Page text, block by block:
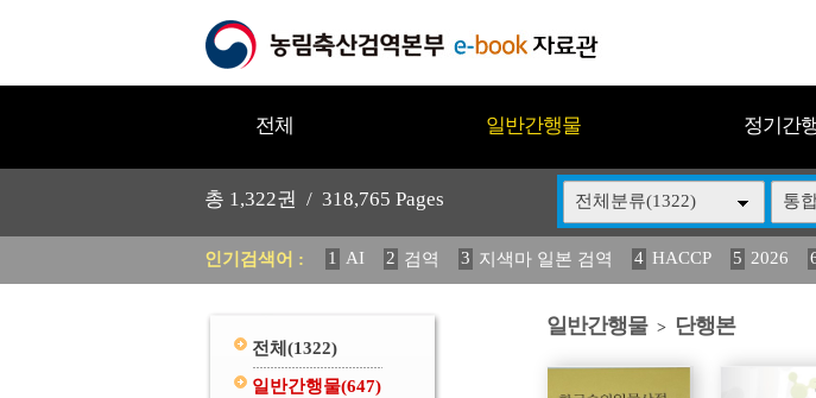
전체 일반간행물 정기간
총 1,322권 / 318,765 Pages 전체분류(1322) 통
인기검색어 : 1 AI 2 검역 3 지색마 일본 검역 4 HACCP 5 2026
11 2025 12 중독성 식물 도감 13 媛 異 14 (2013년도)
전체 (1322)
일반간행물(647)
일반간행물 > 단행본